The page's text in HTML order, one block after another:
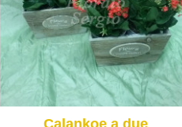
Calankoe a due